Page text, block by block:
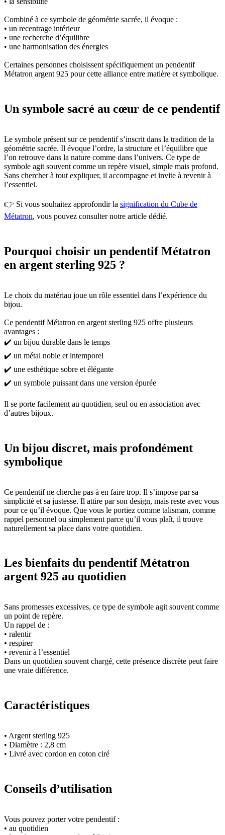
Combiné à ce symbole de géométrie sacrée, il évoque :
• un recentrage intérieur
• une recherche d’équilibre
• une harmonisation des énergies
Certaines personnes choisissent spécifiquement un pendentif
Métatron argent 925 pour cette alliance entre matière et symbolique.
Un symbole sacré au cœur de ce pendentif
Le symbole présent sur ce pendentif s’inscrit dans la tradition de la
géométrie sacrée. Il évoque l’ordre, la structure et l’équilibre que
l’on retrouve dans la nature comme dans l’univers. Ce type de
symbole agit souvent comme un repère visuel, simple mais profond.
Sans chercher à tout expliquer, il accompagne et invite à revenir à
l’essentiel.
👉 Si vous souhaitez approfondir la signification du Cube de
Métatron, vous pouvez consulter notre article dédié.
Pourquoi choisir un pendentif Métatron
en argent sterling 925 ?
Le choix du matériau joue un rôle essentiel dans l’expérience du
bijou.
Ce pendentif Métatron en argent sterling 925 offre plusieurs
avantages :
✔️ un bijou durable dans le temps
✔️ un métal noble et intemporel
✔️ une esthétique sobre et élégante
✔️ un symbole puissant dans une version épurée
Il se porte facilement au quotidien, seul ou en association avec
d’autres bijoux.
Un bijou discret, mais profondément
symbolique
Ce pendentif ne cherche pas à en faire trop. Il s’impose par sa
simplicité et sa justesse. Il attire par son design, mais reste avec vous
pour ce qu’il évoque. Que vous le portiez comme talisman, comme
rappel personnel ou simplement parce qu’il vous plaît, il trouve
naturellement sa place dans votre quotidien.
Les bienfaits du pendentif Métatron
argent 925 au quotidien
Sans promesses excessives, ce type de symbole agit souvent comme
un point de repère.
Un rappel de :
• ralentir
• respirer
• revenir à l’essentiel
Dans un quotidien souvent chargé, cette présence discrète peut faire
une vraie différence.
Caractéristiques
• Argent sterling 925
• Diamètre : 2,8 cm
• Livré avec cordon en coton ciré
Conseils d’utilisation
Vous pouvez porter votre pendentif :
• au quotidien